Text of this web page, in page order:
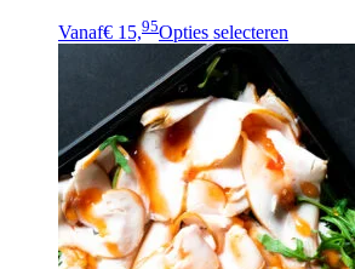
Vanaf€ 15,95Opties selecteren